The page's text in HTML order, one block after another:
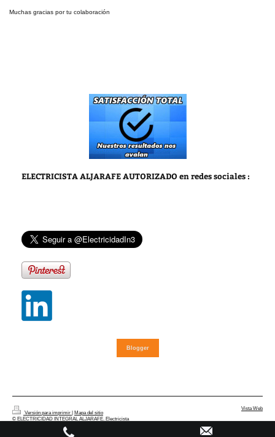
Muchas gracias por tu colaboración
ELECTRICISTA ALJARAFE AUTORIZADO en redes sociales :
Blogger
Versión para imprimir
Mapa del sitio
© ELECTRICIDAD INTEGRAL ALJARAFE. Electricista
averías y reformas eléctricas en Sevilla y provincia.
Vista Web